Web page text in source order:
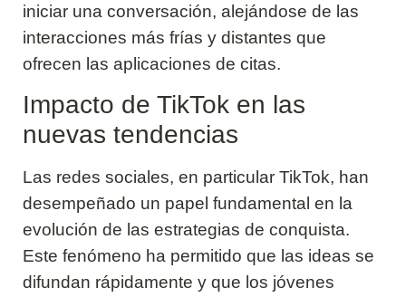
iniciar una conversación, alejándose de las
interacciones más frías y distantes que
ofrecen las aplicaciones de citas.
Impacto de TikTok en las
nuevas tendencias
Las redes sociales, en particular TikTok, han
desempeñado un papel fundamental en la
evolución de las estrategias de conquista.
Este fenómeno ha permitido que las ideas se
difundan rápidamente y que los jóvenes